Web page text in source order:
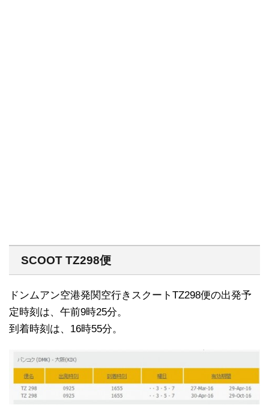
SCOOT TZ298便
ドンムアン空港発関空行きスクートTZ298便の出発予
定時刻は、午前9時25分。
到着時刻は、16時55分。